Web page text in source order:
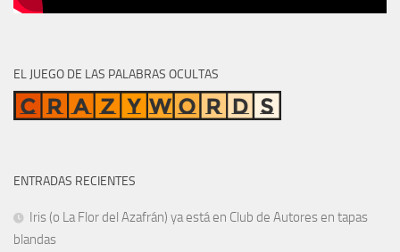
EL JUEGO DE LAS PALABRAS OCULTAS
ENTRADAS RECIENTES
Iris (o La Flor del Azafrán) ya está en Club de Autores en tapas
blandas